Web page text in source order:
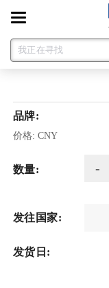
Toggle
navigation
品牌:
价格: CNY
数量:
发往国家:
发货日: